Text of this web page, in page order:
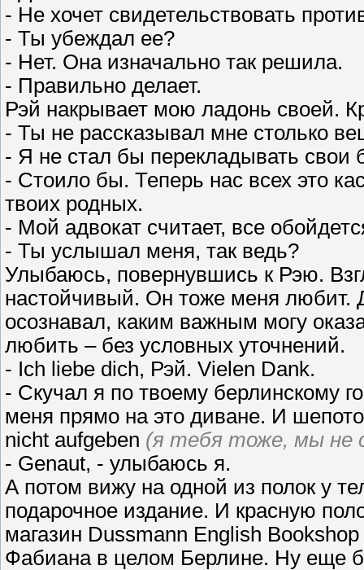
- Не хочет свидетельствовать
- Ты убеждал ее?
- Нет. Она изначально так решила.
- Правильно делает.
Рэй накрывает мою ладонь своей.
- Ты не рассказывал мне столько
- Я не стал бы перекладывать свои
- Стоило бы. Теперь нас всех это
твоих родных.
- Мой адвокат считает, все
- Ты услышал меня, так ведь?
Улыбаюсь, повернувшись к Рэю.
настойчивый. Он тоже меня любит.
осознавал, каким важным могу
любить – без условных уточнений.
- Ich liebe dich, Рэй. Vielen Dank.
- Скучал я по твоему берлинскому
меня прямо на это диване. И
nicht aufgeben (я тебя тоже, мы не
- Genaut, - улыбаюсь я.
А потом вижу на одной из полок у
подарочное издание. И красную
магазин Dussmann English
Фабиана в целом Берлине. Ну еще